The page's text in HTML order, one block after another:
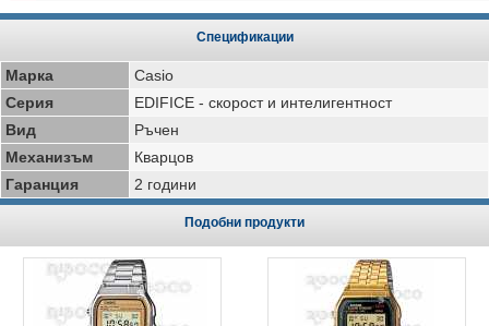
Спецификации
Марка
Casio
Серия
EDIFICE - скорост и интелигентност
Вид
Ръчен
Механизъм
Кварцов
Гаранция
2 години
Подобни продукти